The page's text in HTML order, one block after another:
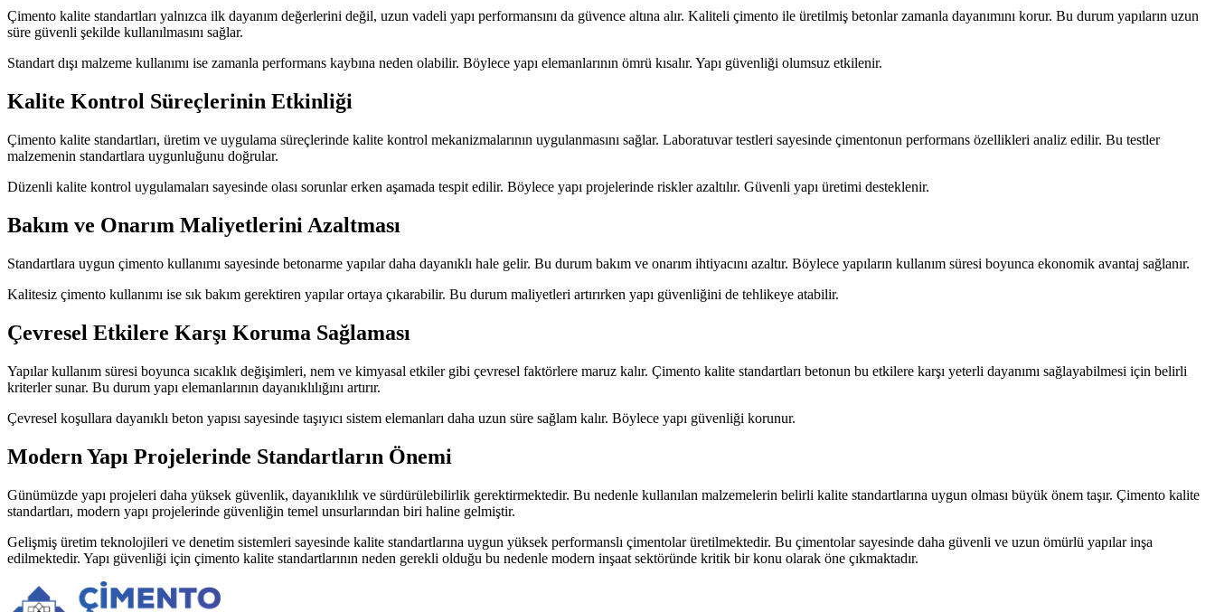
Çimento kalite standartları yalnızca ilk dayanım değerlerini değil, uzun vadeli yapı performansını da güvence altına alır. Kaliteli çimento ile üretilmiş betonlar zamanla dayanımını korur. Bu durum yapıların uzun
süre güvenli şekilde kullanılmasını sağlar.
Standart dışı malzeme kullanımı ise zamanla performans kaybına neden olabilir. Böylece yapı elemanlarının ömrü kısalır. Yapı güvenliği olumsuz etkilenir.
Kalite Kontrol Süreçlerinin Etkinliği
Çimento kalite standartları, üretim ve uygulama süreçlerinde kalite kontrol mekanizmalarının uygulanmasını sağlar. Laboratuvar testleri sayesinde çimentonun performans özellikleri analiz edilir. Bu testler
malzemenin standartlara uygunluğunu doğrular.
Düzenli kalite kontrol uygulamaları sayesinde olası sorunlar erken aşamada tespit edilir. Böylece yapı projelerinde riskler azaltılır. Güvenli yapı üretimi desteklenir.
Bakım ve Onarım Maliyetlerini Azaltması
Standartlara uygun çimento kullanımı sayesinde betonarme yapılar daha dayanıklı hale gelir. Bu durum bakım ve onarım ihtiyacını azaltır. Böylece yapıların kullanım süresi boyunca ekonomik avantaj sağlanır.
Kalitesiz çimento kullanımı ise sık bakım gerektiren yapılar ortaya çıkarabilir. Bu durum maliyetleri artırırken yapı güvenliğini de tehlikeye atabilir.
Çevresel Etkilere Karşı Koruma Sağlaması
Yapılar kullanım süresi boyunca sıcaklık değişimleri, nem ve kimyasal etkiler gibi çevresel faktörlere maruz kalır. Çimento kalite standartları betonun bu etkilere karşı yeterli dayanımı sağlayabilmesi için belirli
kriterler sunar. Bu durum yapı elemanlarının dayanıklılığını artırır.
Çevresel koşullara dayanıklı beton yapısı sayesinde taşıyıcı sistem elemanları daha uzun süre sağlam kalır. Böylece yapı güvenliği korunur.
Modern Yapı Projelerinde Standartların Önemi
Günümüzde yapı projeleri daha yüksek güvenlik, dayanıklılık ve sürdürülebilirlik gerektirmektedir. Bu nedenle kullanılan malzemelerin belirli kalite standartlarına uygun olması büyük önem taşır. Çimento kalite
standartları, modern yapı projelerinde güvenliğin temel unsurlarından biri haline gelmiştir.
Gelişmiş üretim teknolojileri ve denetim sistemleri sayesinde kalite standartlarına uygun yüksek performanslı çimentolar üretilmektedir. Bu çimentolar sayesinde daha güvenli ve uzun ömürlü yapılar inşa
edilmektedir. Yapı güvenliği için çimento kalite standartlarının neden gerekli olduğu bu nedenle modern inşaat sektöründe kritik bir konu olarak öne çıkmaktadır.